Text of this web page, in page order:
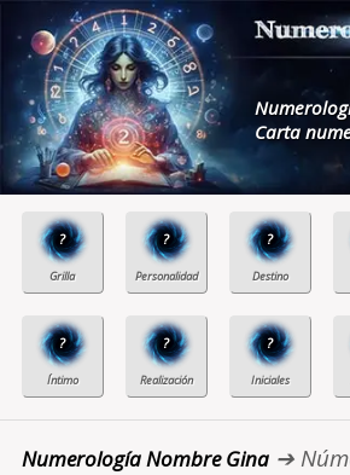
Carta
? ? ?
? ? ?
Numerología Nombre Gina➔